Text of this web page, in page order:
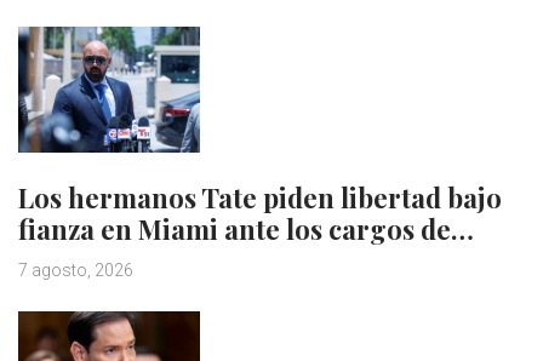
Los hermanos Tate piden libertad bajo
fianza en Miami ante los cargos de…
7 agosto, 2026